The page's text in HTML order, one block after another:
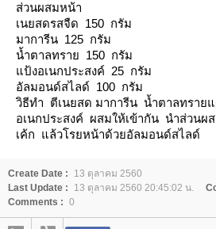
ส่วนผสมหน้า
เนยสดรสจืด 150 กรัม
มาการีน 125 กรัม
น้ำตาลทราย 150 กรัม
ป้งอเนกประสงค์ 25 กรัม
อัลมอนด์สไลด์ 100 กรัม
วิธีทำ ตีเนยสด มาการีน น้ำตาลทรา
อเนกประสงค์ ผสมให้เข้ากัน นำส่วนผ
เค้ก แล้วโรยหน้าด้วยอัลมอนด์สไลด์
Create Date :
13 ตุลาคม 2560
Last Update :
13 ตุลาคม 2560 20:45:02 น.
Comments : 0